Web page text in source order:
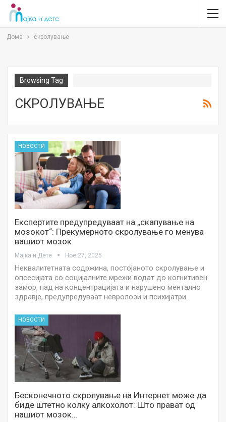
Дома скролување
Browsing Tag
СКРОЛУВАЊЕ
НОВОСТИ
Експертите предупредуваат на „скапување на
мозокот“: Прекумерното скролување го менува
вашиот мозок
Мајка и Дете Ное 27, 2025
Неквалитетната содржина, постојаното скролување и
опсесијата со социјалните мрежи водат до когнитивен
замор, пад на концентрацијата и нарушено ментално
здравје, предупредуваат невролози и психијатри.
НОВОСТИ
Бесконечното скролување на Интернет може да
биде штетно колку алкохолот: Што прават од
нашиот мозок…